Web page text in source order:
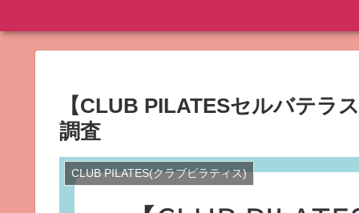
【CLUB PILATESセルバテラ
調査
CLUB PILATES(クラブピラティス)